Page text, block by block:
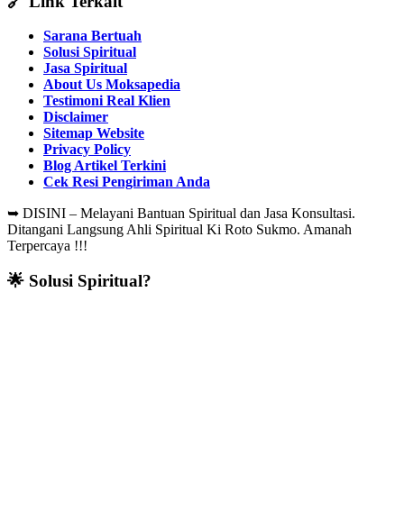
Sarana Bertuah
Solusi Spiritual
Jasa Spiritual
About Us Moksapedia
Testimoni Real Klien
Disclaimer
Sitemap Website
Privacy Policy
Blog Artikel Terkini
Cek Resi Pengiriman Anda
➥ DISINI – Melayani Bantuan Spiritual dan Jasa Konsultasi.
Ditangani Langsung Ahli Spiritual Ki Roto Sukmo. Amanah
Terpercaya !!!
🌟 Solusi Spiritual?